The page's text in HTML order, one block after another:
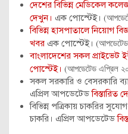
দেশের বিভিন্ন মেডিকেল
দেখুন। এক পোস্টেই।
বিভিন্ন হাসপাতালে নিয়োগ
খবর এক পোস্টেই।
বাংলাদেশের সকল প্রাইভেট
পোস্টেই। (আপডেটেড এপ্রিল
সকল সরকারি ও বেসরকারি
এপ্রিল আপডেটেডবিস্তারিত
বিভিন্ন পত্রিকায় চাকরির
চাকরি। এপ্রিল আপডেটেড